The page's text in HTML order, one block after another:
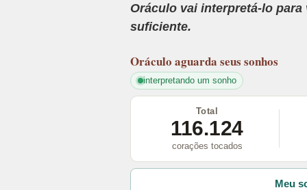
Oráculo vai interpretá-lo
suficiente.
Oráculo aguarda seus sonhos
interpretando um sonho
Total
116.124
corações tocados
Meu